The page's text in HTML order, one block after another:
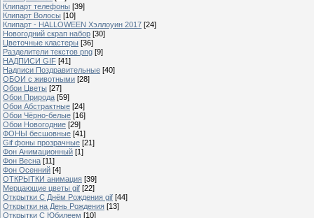
Клипарт телефоны [39]
Клипарт Волосы [10]
Клипарт - HALLOWEEN Хэллоуин 2017 [24]
Новогодний скрап набор [30]
Цветочные кластеры [36]
Разделители текстов png [9]
НАДПИСИ GIF [41]
Надписи Поздравительные [40]
ОБОИ с животными [28]
Обои Цветы [27]
Обои Природа [59]
Обои Абстрактные [24]
Обои Чёрно-белые [16]
Обои Новогодние [29]
ФОНЫ бесшовные [41]
Gif фоны прозрачные [21]
Фон Анимационный [1]
Фон Весна [11]
Фон Осенний [4]
ОТКРЫТКИ анимация [39]
Мерцающие цветы gif [22]
Открытки С Днём Рождения gif [44]
Открытки на День Рождения [13]
Открытки С Юбилеем [10]